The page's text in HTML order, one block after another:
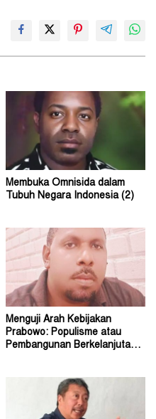
Membuka Omnisida dalam
Tubuh Negara Indonesia (2)
Menguji Arah Kebijakan
Prabowo: Populisme atau
Pembangunan Berkelanjutan?